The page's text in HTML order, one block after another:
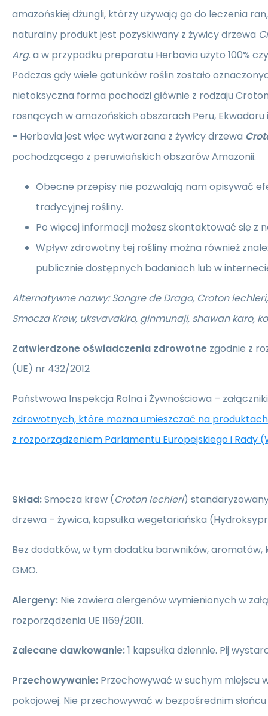
amazońskiej dżungli, którzy używają go do leczenia
naturalny produkt jest pozyskiwany z żywicy drzewa
Arg. a w przypadku preparatu Herbavia użyto 100%
Podczas gdy wiele gatunków roślin zostało
nietoksyczna forma pochodzi głównie z rodzaju
rosnących w amazońskich obszarach Peru, Ekwadoru
- Herbavia jest więc wytwarzana z żywicy drzewa
pochodzącego z peruwiańskich obszarów Amazonii.
Obecne przepisy nie pozwalają nam opisywać
tradycyjnej rośliny.
Po więcej informacji możesz skontaktować się z
Wpływ zdrowotny tej rośliny można również
publicznie dostępnych badaniach lub w
Alternatywne nazwy: Sangre de Drago, Croton
Smocza Krew, uksvavakiro, ginmunaji, shawan karo,
Zatwierdzone oświadczenia zdrowotne zgodnie z
(UE) nr 432/2012
Państwowa Inspekcja Rolna i Żywnościowa –
zdrowotnych, które można umieszczać na
z rozporządzeniem Parlamentu Europejskiego i Rady
Skład:Smocza krew (Croton lechleri)
drzewa – żywica, kapsułka wegetariańska
Bez dodatków, w tym dodatku barwników, aromatów,
GMO.
Alergeny: Nie zawiera alergenów wymienionych w
rozporządzenia UE 1169/2011.
Zalecane dawkowanie:1 kapsułka dziennie. Pij
Przechowywanie: Przechowywać w suchym miejscu
pokojowej. Nie przechowywać w bezpośrednim